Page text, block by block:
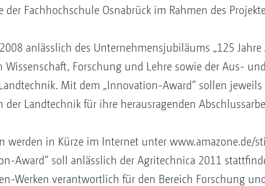
Fachhochschule Osnabrück im Rahmen des
anlässlich des Unternehmensjubiläums „125 Jahre
Forschung und Lehre sowie der Aus-
Mit dem „Innovation-Award“ sollen
der Landtechnik für ihre herausragenden
werden in Kürze im Internet unter www.amazone.de/
Award“ soll anlässlich der Agritechnica 2011
Werken verantwortlich für den Bereich Forschung